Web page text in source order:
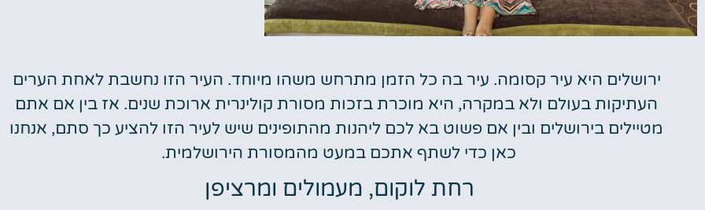
מלונות
מציאת מלון
מומלץ?
טיסות
טיסה זולה?
ירושלים היא עיר קסומה. עיר בה כל הזמן מתרחש משהו מיוחד. העיר הזו נחשבת לאחת הערים
העתיקות בעולם ולא במקרה, היא מוכרת בזכות מסורת קולינרית ארוכת שנים. אז בין אם אתם
מטיילים בירושלים ובין אם פשוט בא לכם ליהנות מהתופינים שיש לעיר הזו להציע כך סתם, אנחנו
כאן כדי לשתף אתכם במעט מהמסורת הירושלמית.
רחת לוקום, מעמולים ומרציפן